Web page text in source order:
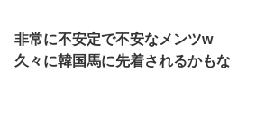
非常に不安定で不安なメンツw
久々に韓国馬に先着されるかもな